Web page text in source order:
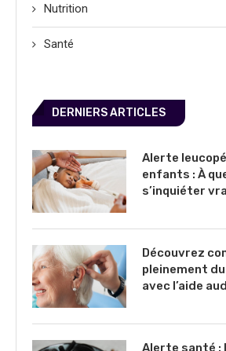
Nutrition
Santé
DERNIERS ARTICLES
Alerte
enfants : À
s’inquiéter
Découvrez
pleinement
avec l’aide
Alerte santé :